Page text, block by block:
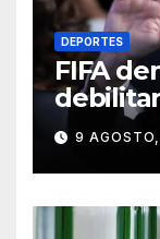
DEPORTES
FIFA
propio
9